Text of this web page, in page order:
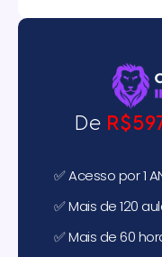
De
✅ Acesso por 1
✅ Mais de 120
✅ Mais de 60